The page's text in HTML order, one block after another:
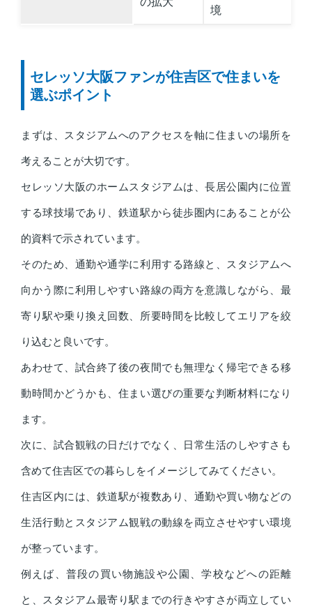
境
セレッソ大阪ファンが住吉区で住まいを
選ぶポイント
まずは、スタジアムへのアクセスを軸に住まいの場所を
考えることが大切です。
セレッソ大阪のホームスタジアムは、長居公園内に位置
する球技場であり、鉄道駅から徒歩圏内にあることが公
的資料で示されています。
そのため、通勤や通学に利用する路線と、スタジアムへ
向かう際に利用しやすい路線の両方を意識しながら、最
寄り駅や乗り換え回数、所要時間を比較してエリアを絞
り込むと良いです。
あわせて、試合終了後の夜間でも無理なく帰宅できる移
動時間かどうかも、住まい選びの重要な判断材料になり
ます。
次に、試合観戦の日だけでなく、日常生活のしやすさも
含めて住吉区での暮らしをイメージしてみてください。
住吉区内には、鉄道駅が複数あり、通勤や買い物などの
生活行動とスタジアム観戦の動線を両立させやすい環境
が整っています。
例えば、普段の買い物施設や公園、学校などへの距離
と、スタジアム最寄り駅までの行きやすさが両立してい